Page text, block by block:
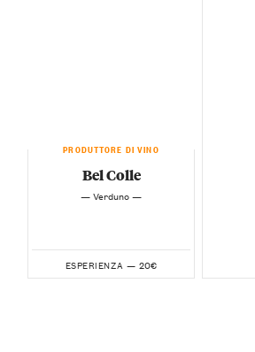
PRODUTTORE DI VINO
Bel Colle
— Verduno —
ESPERIENZA — 20€